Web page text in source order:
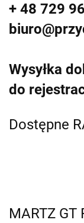
+ 48 729
Wysyłka
do
Dostępne
MARTZ GT